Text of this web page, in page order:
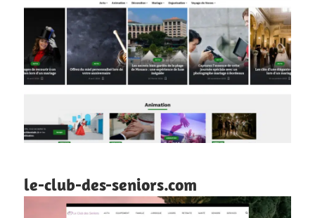
le-club-des-seniors.com